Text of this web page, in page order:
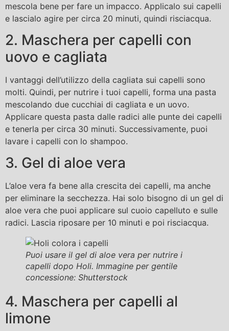
mescola bene per fare un impacco. Applicalo sui capelli
e lascialo agire per circa 20 minuti, quindi risciacqua.
2. Maschera per capelli con
uovo e cagliata
I vantaggi dell’utilizzo della cagliata sui capelli sono
molti. Quindi, per nutrire i tuoi capelli, forma una pasta
mescolando due cucchiai di cagliata e un uovo.
Applicare questa pasta dalle radici alle punte dei capelli
e tenerla per circa 30 minuti. Successivamente, puoi
lavare i capelli con lo shampoo.
3. Gel di aloe vera
L’aloe vera fa bene alla crescita dei capelli, ma anche
per eliminare la secchezza. Hai solo bisogno di un gel di
aloe vera che puoi applicare sul cuoio capelluto e sulle
radici. Lascia riposare per 10 minuti e poi risciacqua.
Puoi usare il gel di aloe vera per nutrire i
capelli dopo Holi. Immagine per gentile
concessione: Shutterstock
4. Maschera per capelli al
limone